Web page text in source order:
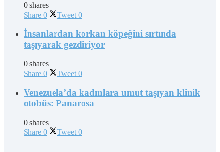
0 shares
Share 0 Tweet 0
İnsanlardan korkan köpeğini sırtında
taşıyarak gezdiriyor
0 shares
Share 0 Tweet 0
Venezuela’da kadınlara umut taşıyan klinik
otobüs: Panarosa
0 shares
Share 0 Tweet 0